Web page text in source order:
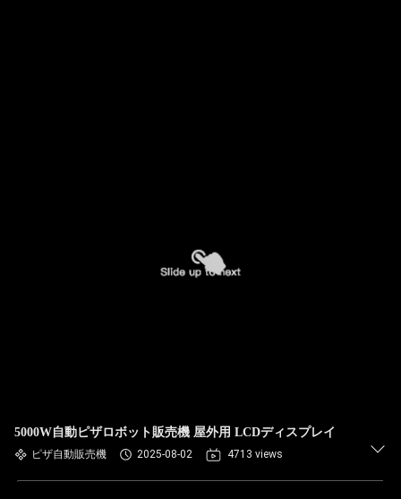
5000W自動ピザロボット販売機 屋外用 LCDディスプレイ
ピザ自動販売機 2025-08-02 4713 views